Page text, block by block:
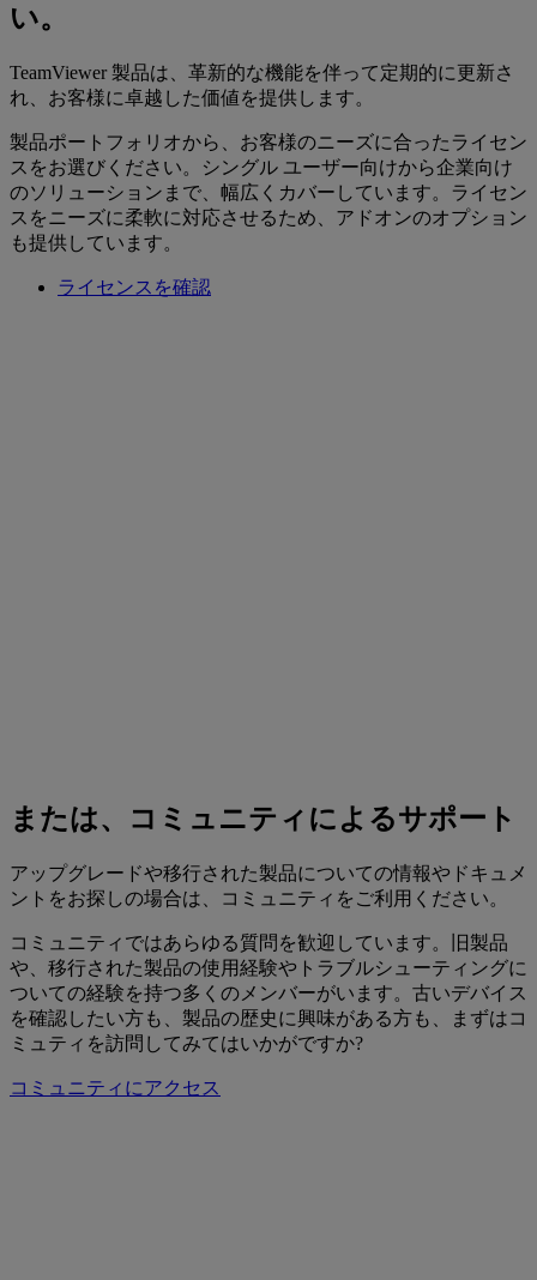
い。
TeamViewer 製品は、革新的な機能を伴って定期的に更新さ
れ、お客様に卓越した価値を提供します。
製品ポートフォリオから、お客様のニーズに合ったライセン
スをお選びください。シングル ユーザー向けから企業向け
のソリューションまで、幅広くカバーしています。ライセン
スをニーズに柔軟に対応させるため、アドオンのオプション
も提供しています。
ライセンスを確認
または、コミュニティによるサポート
アップグレードや移行された製品についての情報やドキュメ
ントをお探しの場合は、コミュニティをご利用ください。
コミュニティではあらゆる質問を歓迎しています。旧製品
や、移行された製品の使用経験やトラブルシューティングに
ついての経験を持つ多くのメンバーがいます。古いデバイス
を確認したい方も、製品の歴史に興味がある方も、まずはコ
ミュティを訪問してみてはいかがですか?
コミュニティにアクセス